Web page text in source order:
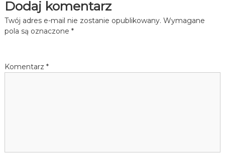
Dodaj komentarz
Twój adres e-mail nie zostanie opublikowany. Wymagane
pola są oznaczone *
Komentarz *